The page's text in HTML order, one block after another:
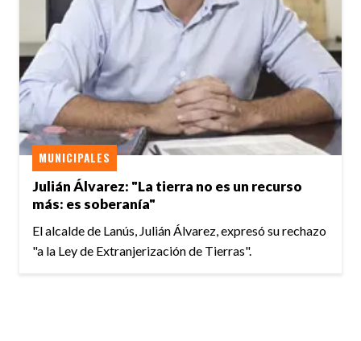
Julián Álvarez: "La tierra no es un recurso
más: es soberanía"
MUNICIPALES
El alcalde de Lanús, Julián Álvarez, expresó su rechazo
"a la Ley de Extranjerización de Tierras".